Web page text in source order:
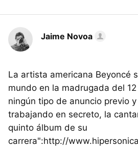
Jaime Novoa
La artista americana Beyoncé
mundo en la madrugada del
ningún tipo de anuncio previo
trabajando en secreto, la
quinto álbum de su
carrera":http://